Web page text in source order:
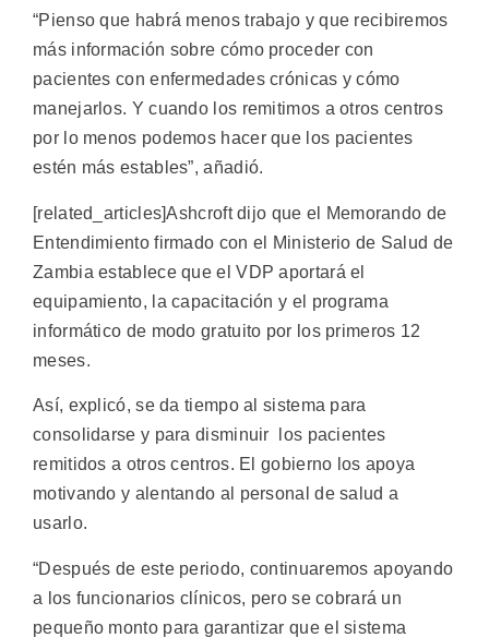
“Pienso que habrá menos trabajo y que recibiremos
más información sobre cómo proceder con
pacientes con enfermedades crónicas y cómo
manejarlos. Y cuando los remitimos a otros centros
por lo menos podemos hacer que los pacientes
estén más estables”, añadió.
[related_articles]Ashcroft dijo que el Memorando de
Entendimiento firmado con el Ministerio de Salud de
Zambia establece que el VDP aportará el
equipamiento, la capacitación y el programa
informático de modo gratuito por los primeros 12
meses.
Así, explicó, se da tiempo al sistema para
consolidarse y para disminuir los pacientes
remitidos a otros centros. El gobierno los apoya
motivando y alentando al personal de salud a
usarlo.
“Después de este periodo, continuaremos apoyando
a los funcionarios clínicos, pero se cobrará un
pequeño monto para garantizar que el sistema